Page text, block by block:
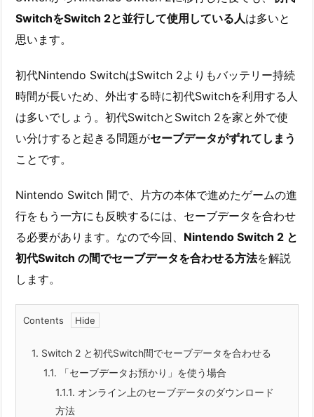
SwitchをSwitch 2と並行して使用している人は多いと
思います。
初代Nintendo SwitchはSwitch 2よりもバッテリー持続
時間が長いため、外出する時に初代Switchを利用する人
は多いでしょう。初代SwitchとSwitch 2を家と外で使
い分けすると起きる問題がセーブデータがずれてしまう
ことです。
Nintendo Switch 間で、片方の本体で進めたゲームの進
行をもう一方にも反映するには、セーブデータを合わせ
る必要があります。なので今回、 Nintendo Switch 2 と
初代Switch の間でセーブデータを合わせる方法を解説
します。
Contents
1. Switch 2 と初代Switch間でセーブデータを合わせる
1.1. 「セーブデータお預かり」を使う場合
1.1.1. オンライン上のセーブデータのダウンロード
方法